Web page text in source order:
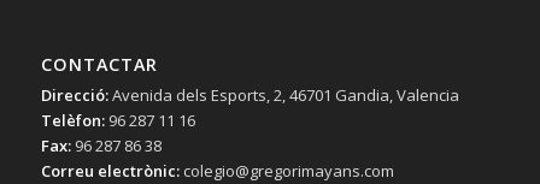
CONTACTAR
Direcció:Avenida dels Esports, 2, 46701 Gandia, Valencia
Telèfon:96 287 11 16
Fax:96 287 86 38
Correu electrònic:colegio@gregorimayans.com